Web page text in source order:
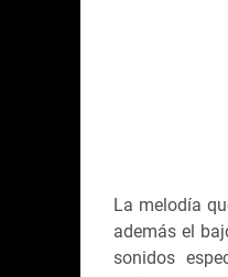
La melodía
además el
sonidos